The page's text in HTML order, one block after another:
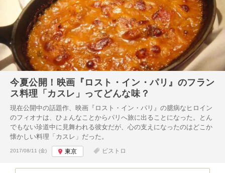
今夏公開！映画『ロスト・イン・パリ』のフラン
ス料理「カスレ」ってどんな味？
現在公開中の話題作、映画『ロスト・イン・パリ』の臆病なヒロイン
のフィオナは、ひょんなことからパリへ旅に出ることになった。とん
でもない珍道中に見舞われる彼女だが、心の支えになったのはどこか
懐かしい料理「カスレ」だった。
投稿日:
2017/08/11 (金) 東京 ビストロ